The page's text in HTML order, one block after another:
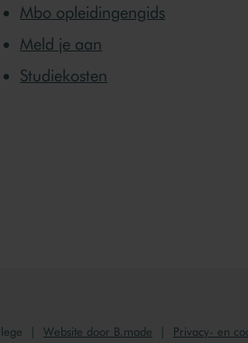
Mbo opleidingengids
Meld je aan
Studiekosten
Website door B.made Privacy- en